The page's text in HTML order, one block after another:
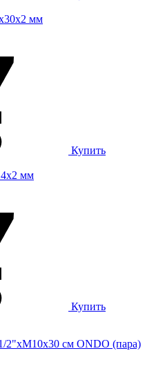
мм
Купить
мм
Купить
2"xM10x30 см ONDO (пара)